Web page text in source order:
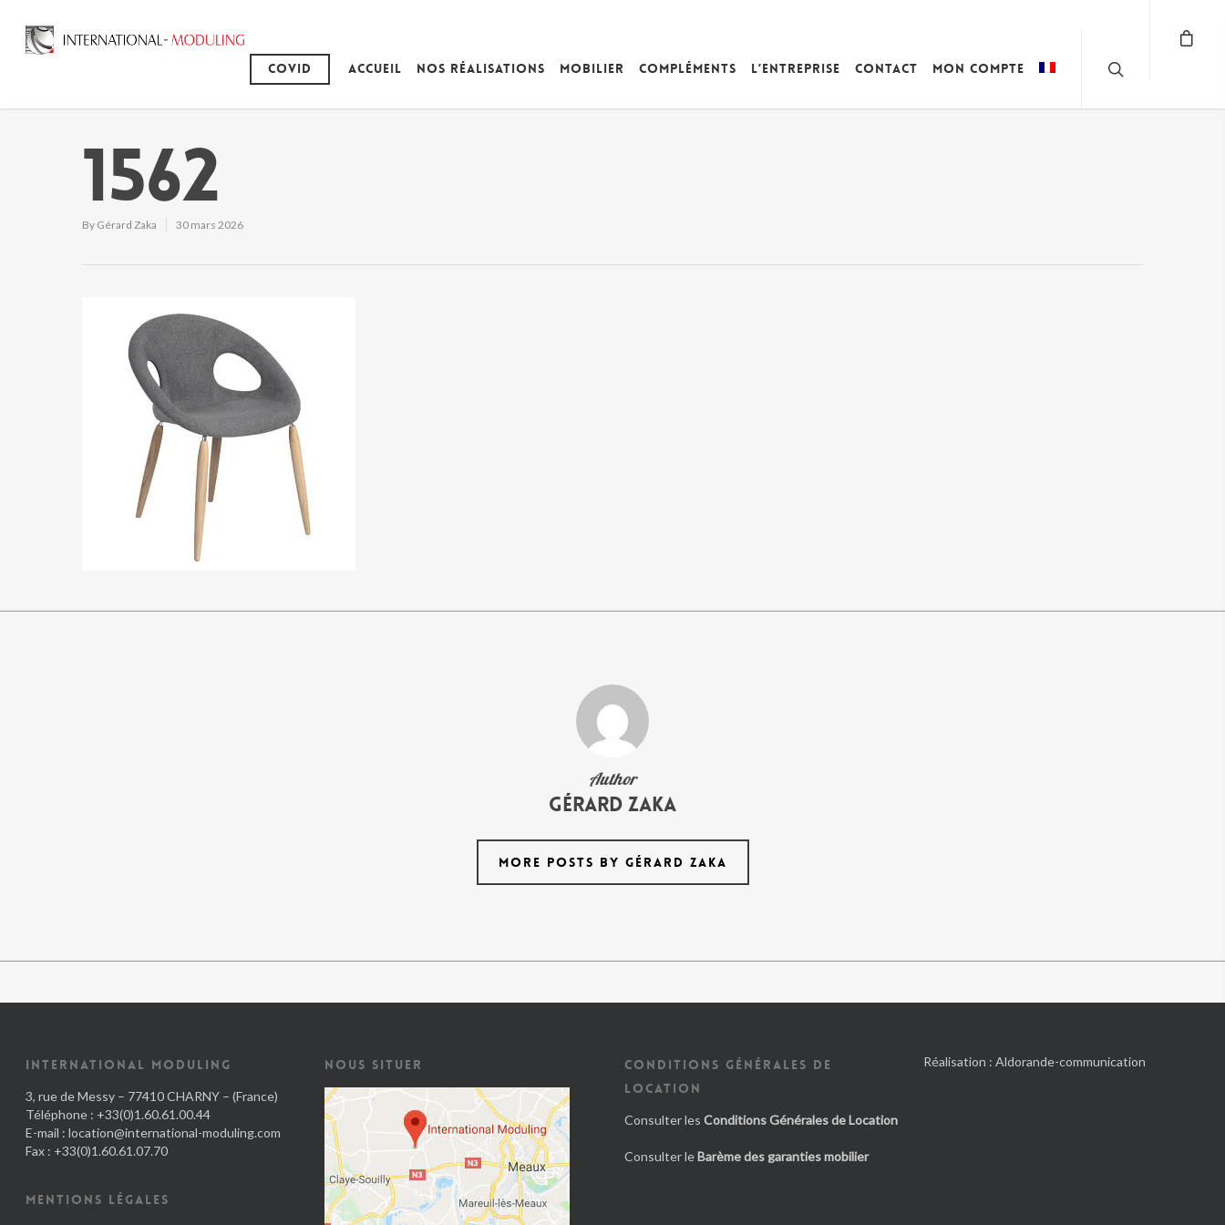
Covid Accueil Nos réalisations Mobilier Compléments L’entreprise Contact Mon compte
1562
By Gérard Zaka 30 mars 2026
Author
Gérard Zaka
MORE POSTS BY GÉRARD ZAKA
INTERNATIONAL MODULING
3, rue de Messy – 77410 CHARNY – (France)
Téléphone : +33(0)1.60.61.00.44
E-mail : location@international-moduling.com
Fax : +33(0)1.60.61.07.70
MENTIONS LÉGALES
NOUS SITUER
CONDITIONS GÉNÉRALES DE
LOCATION
Consulter les Conditions Générales de Location
Consulter leBarème des garanties mobilier
Réalisation :Aldorande-communication